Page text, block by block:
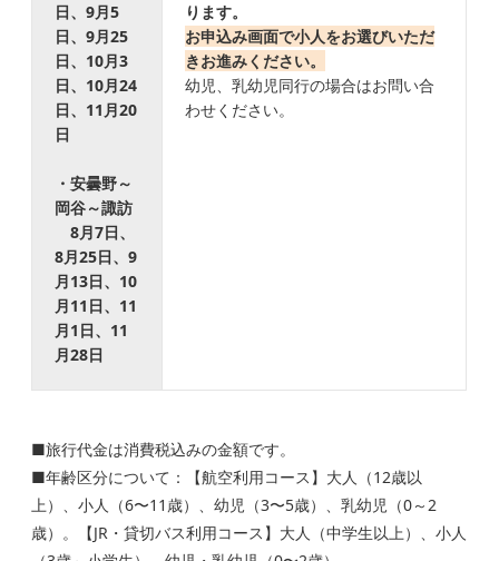
日、9月5
日、9月25
日、10月3
日、10月24
日、11月20
日
・安曇野～
岡谷～諏訪
8月7日、
8月25日、9
月13日、10
月11日、11
月1日、11
月28日
ります。
お申込み画面で小人をお選びいただ
きお進みください。
幼児、乳幼児同行の場合はお問い合
わせください。
■旅行代金は消費税込みの金額です。
■年齢区分について：【航空利用コース】大人（12歳以
上）、小人（6〜11歳）、幼児（3〜5歳）、乳幼児（0～2
歳）。【JR・貸切バス利用コース】大人（中学生以上）、小人